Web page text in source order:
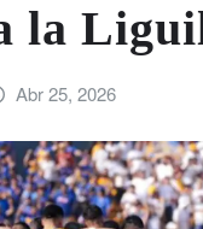
la
Abr 25, 2026